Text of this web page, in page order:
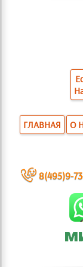
ГЛАВНАЯ О
~ 8(495)9-